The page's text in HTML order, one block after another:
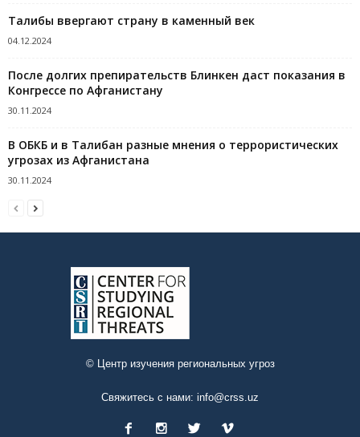
Талибы ввергают страну в каменный век
04.12.2024
После долгих препирательств Блинкен даст показания в
Конгрессе по Афганистану
30.11.2024
В ОБКБ и в Талибан разные мнения о террористических
угрозах из Афганистана
30.11.2024
© Центр изучения региональных угроз
Свяжитесь с нами: info@crss.uz